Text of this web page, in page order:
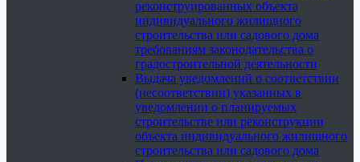
реконструированных объекта
индивидуального жилищного
строительства или садового дома
требованиям законодательства о
градостроительной деятельности
Выдача уведомлений о соответствии
(несоответствии) указанных в
уведомлении о планируемых
строительстве или реконструкции
объекта индивидуального жилищного
строительства или садового дома